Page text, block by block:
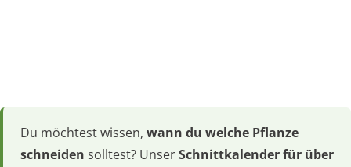
Du möchtest wissen, wann du welche Pflanze
schneiden solltest? UnserSchnittkalender für über